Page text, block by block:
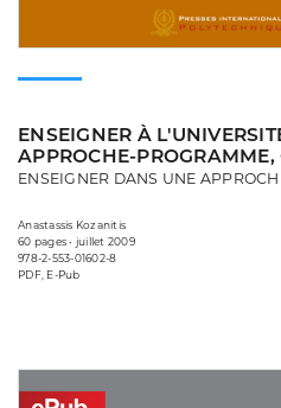
ENSEIGNER À
APPROCHE-PROGRAMME,
ENSEIGNER DANS UNE
Anastassis Kozanitis
60 pages • juillet 2009
978-2-553-01602-8
PDF, E-Pub